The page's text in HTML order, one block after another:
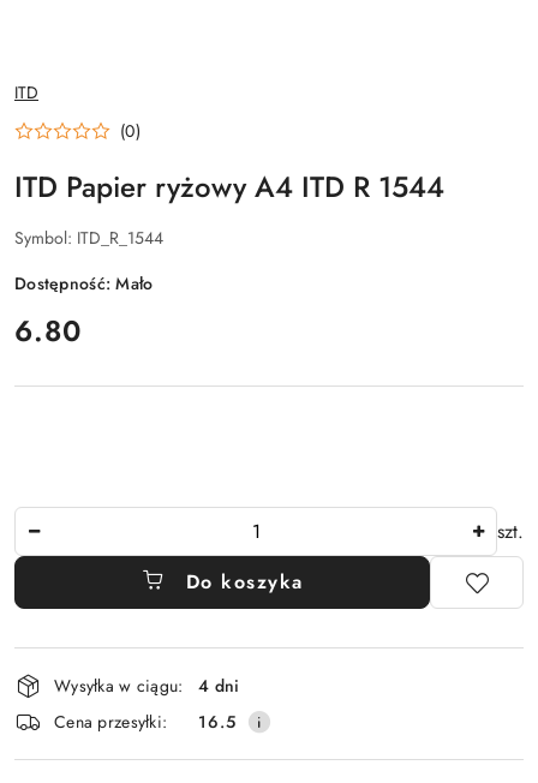
NAZWA
PRODUCENTA:
ITD
(0)
ITD Papier ryżowy A4 ITD R 1544
Symbol: ITD_R_1544
Dostępność:Mało
cena:
6.80
szt.
Do koszyka
Dostępność
i
dostawa
Wysyłka w ciągu:
4 dni
Cena przesyłki:
16.5